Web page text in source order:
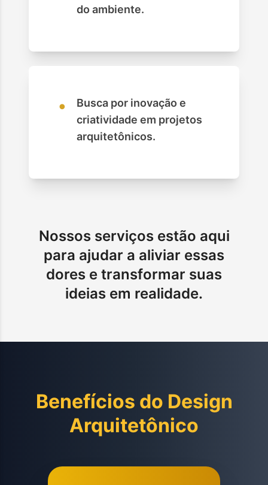
do ambiente.
•
Busca por inovação e
criatividade em projetos
arquitetônicos.
Nossos serviços estão aqui
para ajudar a aliviar essas
dores e transformar suas
ideias em realidade.
Benefícios do Design
Arquitetônico